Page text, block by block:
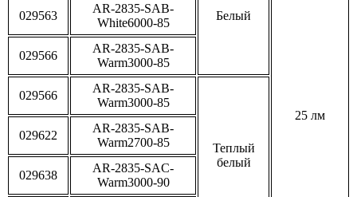
Белый
029563
AR-2835-SAB-
White6000-85
25 лм
029566
AR-2835-SAB-
Warm3000-85
029566
AR-2835-SAB-
Warm3000-85
Теплый
белый
029622
AR-2835-SAB-
Warm2700-85
029638
AR-2835-SAC-
Warm3000-90